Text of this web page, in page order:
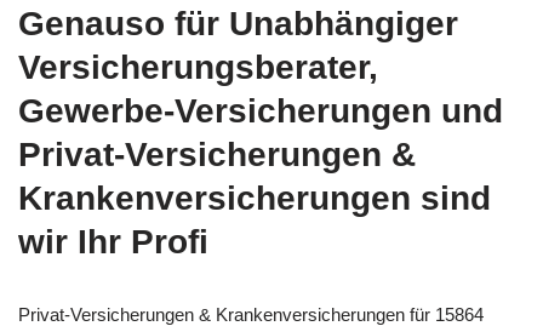
Genauso für Unabhängiger
Versicherungsberater,
Gewerbe-Versicherungen und
Privat-Versicherungen &
Krankenversicherungen sind
wir Ihr Profi
Privat-Versicherungen & Krankenversicherungen für 15864